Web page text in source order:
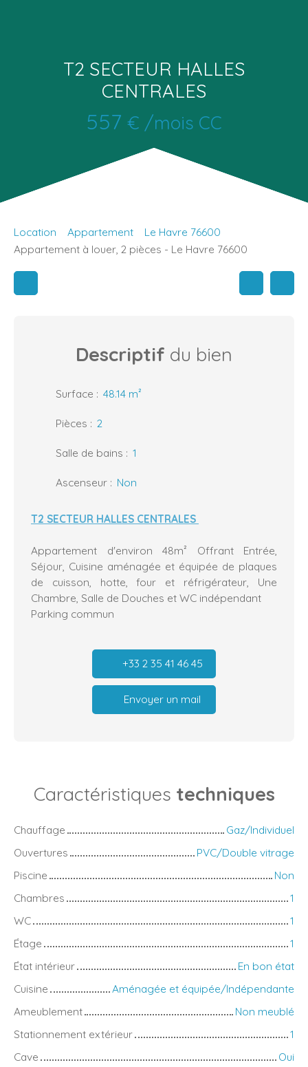
T2 SECTEUR HALLES
CENTRALES
557 € /mois CC
Location Appartement
Le Havre 76600
Appartement à louer, 2 pièces - Le Havre 76600
Descriptif du bien
Surface : 48.14 m²
Pièces : 2
Salle de bains : 1
Ascenseur : Non
T2 SECTEUR HALLES CENTRALES
Appartement d'environ 48m² Offrant Entrée,
Séjour, Cuisine aménagée et équipée de plaques
de cuisson, hotte, four et réfrigérateur, Une
Chambre, Salle de Douches et WC indépendant
Parking commun
+33 2 35 41 46 45
Envoyer un mail
Caractéristiques techniques
Chauffage
Gaz/Individuel
Ouvertures
PVC/Double vitrage
Piscine
Non
Chambres
1
WC
1
Étage
1
État intérieur
En bon état
Cuisine
Aménagée et équipée/Indépendante
Ameublement
Non meublé
Stationnement extérieur
1
Cave
Oui